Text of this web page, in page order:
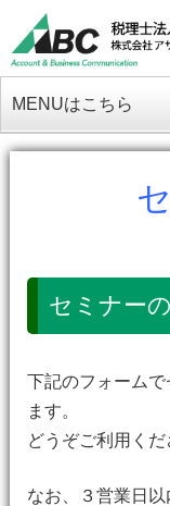
MENUはこちら
セミナー
下記のフォーム
ます。
どうぞご利用くだ
なお、３営業日